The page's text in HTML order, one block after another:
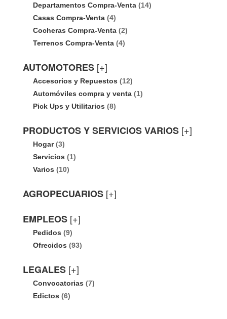
Departamentos Compra-Venta (14)
Casas Compra-Venta (4)
Cocheras Compra-Venta (2)
Terrenos Compra-Venta (4)
AUTOMOTORES [+]
Accesorios y Repuestos (12)
Automóviles compra y venta (1)
Pick Ups y Utilitarios (8)
PRODUCTOS Y SERVICIOS VARIOS [+]
Hogar(3)
Servicios (1)
Varios (10)
AGROPECUARIOS [+]
EMPLEOS [+]
Pedidos (9)
Ofrecidos (93)
LEGALES [+]
Convocatorias (7)
Edictos (6)